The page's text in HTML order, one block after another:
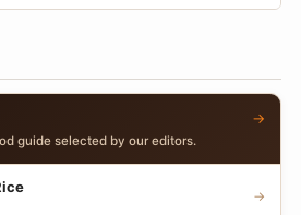
guide selected by our editors.
→
→